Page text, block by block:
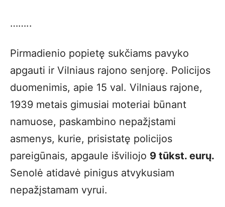
……..
Pirmadienio popietę sukčiams pavyko
apgauti ir Vilniaus rajono senjorę. Policijos
duomenimis, apie 15 val. Vilniaus rajone,
1939 metais gimusiai moteriai būnant
namuose, paskambino nepažįstami
asmenys, kurie, prisistatę policijos
pareigūnais, apgaule išviliojo 9 tūkst. eurų.
Senolė atidavė pinigus atvykusiam
nepažįstamam vyrui.